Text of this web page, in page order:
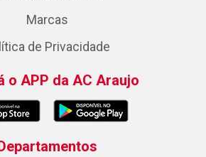
Marcas
de Privacidade
o APP da AC Araujo